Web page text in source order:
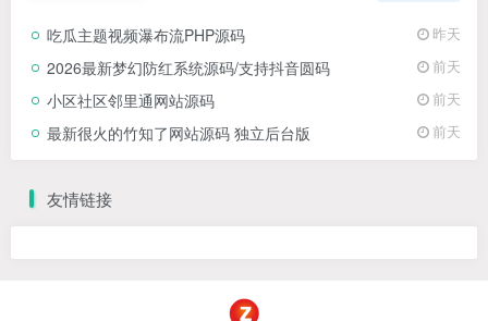
吃瓜主题视频瀑布流PHP源码 昨天
2026最新梦幻防红系统源码/支持抖音圆码 前天
小区社区邻里通网站源码 前天
最新很火的竹知了网站源码 独立后台版 前天
友情链接